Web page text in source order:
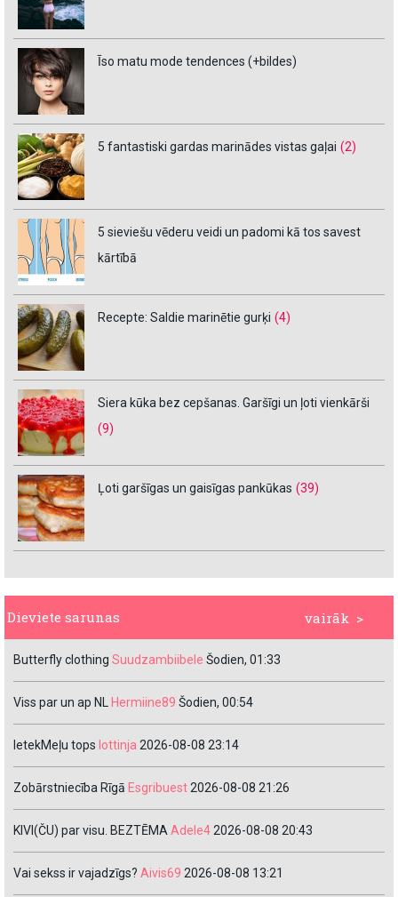
Īso matu mode tendences (+bildes)
5 fantastiski gardas marinādes vistas gaļai (2)
5 sieviešu vēderu veidi un padomi kā tos savest
kārtībā
Recepte: Saldie marinētie gurķi (4)
Siera kūka bez cepšanas. Garšīgi un ļoti vienkārši
(9)
Ļoti garšīgas un gaisīgas pankūkas (39)
vairāk >
Dieviete sarunas
Butterfly clothing Suudzambiibele Šodien, 01:33
Viss par un ap NL Hermiine89 Šodien, 00:54
IetekMeļu tops lottinja 2026-08-08 23:14
Zobārstniecība Rīgā Esgribuest2026-08-08 21:26
KIVI(ČU) par visu. BEZTĒMAAdele42026-08-08 20:43
Vai sekss ir vajadzīgs? Aivis69 2026-08-08 13:21